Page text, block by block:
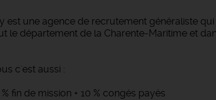
est une agence de recrutement généraliste
le département de la Charente-Maritime et
c'est aussi :
% fin de mission + 10 % congés payés